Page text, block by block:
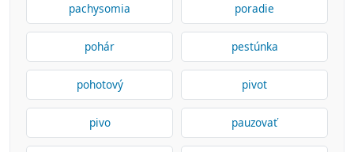
pachysomia poradie
pohár pestúnka
pohotový pivot
pivo pauzovať